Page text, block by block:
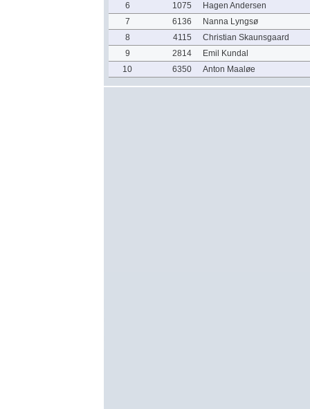
6
1075
Hagen Andersen
7
6136
Nanna Lyngsø
8
4115
Christian Skaunsgaard
9
2814
Emil Kundal
10
6350 Anton Maaløe